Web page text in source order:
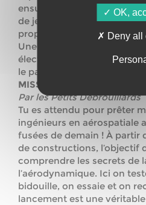
ensuite une myriade
de jeux futuristes où tu
propres visions du futur.
Une musique d’ambiance,
électroniques joués en live,
le parcours, ajoutant une
MISSION DÉCOLLAGE,
Par les Petits Débrouillards
Tu es attendu pour prêter
ingénieurs en aérospatiale
fusées de demain ! À partir
de constructions, l’objectif
comprendre les secrets de
l’aérodynamique. Ici on
bidouille, on essaie et on
lancement est une
OK,
Deny all